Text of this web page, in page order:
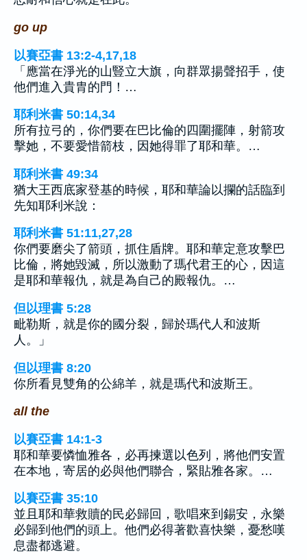
go up
以賽亞書 13:2-4,17,18
「應當在淨光的山豎立大旗，向群眾揚聲招手，使
他們進入貴胄的門！…
耶利米書 50:14,34
所有拉弓的，你們要在巴比倫的四圍擺陣，射箭攻
擊她，不要愛惜箭枝，因她得罪了耶和華。…
耶利米書 49:34
猶大王西底家登基的時候，耶和華論以攔的話臨到
先知耶利米說：
耶利米書 51:11,27,28
你們要磨尖了箭頭，抓住盾牌。耶和華定意攻擊巴
比倫，將她毀滅，所以激動了瑪代君王的心，因這
是耶和華報仇，就是為自己的殿報仇。…
但以理書 5:28
毗勒斯，就是你的國分裂，歸於瑪代人和波斯
人。」
但以理書 8:20
你所看見雙角的公綿羊，就是瑪代和波斯王。
all the
以賽亞書 14:1-3
耶和華要憐恤雅各，必再揀選以色列，將他們安置
在本地，寄居的必與他們聯合，緊貼雅各家。…
以賽亞書 35:10
並且耶和華救贖的民必歸回，歌唱來到錫安，永樂
必歸到他們的頭上。他們必得著歡喜快樂，憂愁嘆
息盡都逃避。